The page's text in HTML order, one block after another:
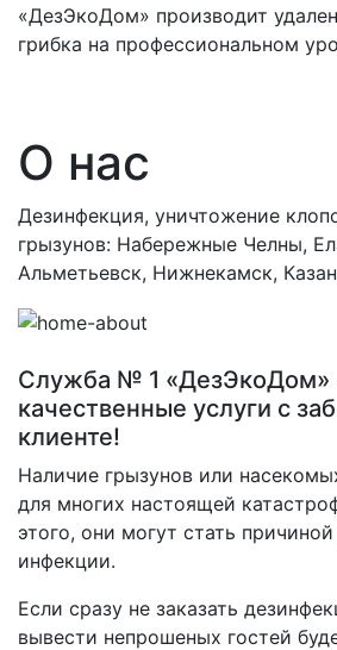
«ДезЭкоДом» производит
грибка на профессиональном
О нас
Дезинфекция, уничтожение
грызунов: Набережные Челны,
Альметьевск, Нижнекамск,
Служба № 1 «ДезЭкоДом»
качественные услуги с
клиенте!
Наличие грызунов или
для многих настоящей
этого, они могут стать
инфекции.
Если сразу не заказать
вывести непрошеных гостей